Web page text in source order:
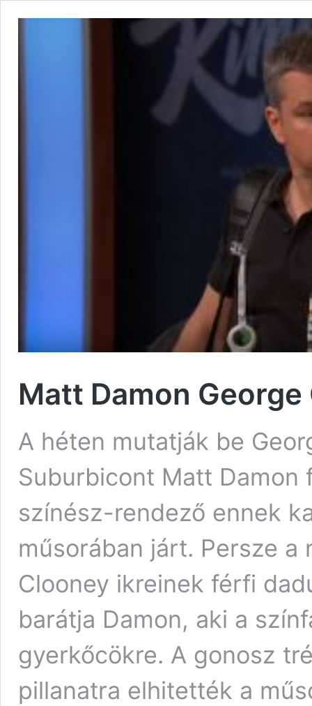
Matt Damon
A héten mutatják be
Suburbicont Matt Damon
színész-rendező ennek
műsorában járt. Persze a
Clooney ikreinek férfi
barátja Damon, aki a
gyerkőcökre. A gonosz
pillanatra elhitették a